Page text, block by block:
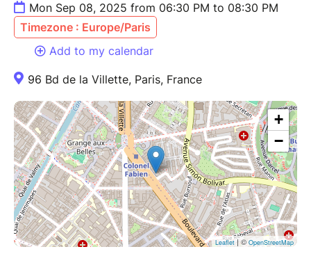
Mon Sep 08, 2025 from 06:30 PM to 08:30 PM
Timezone : Europe/Paris
Add to my calendar
96 Bd de la Villette, Paris, France
+
−
Leaflet| ©OpenStreetMap